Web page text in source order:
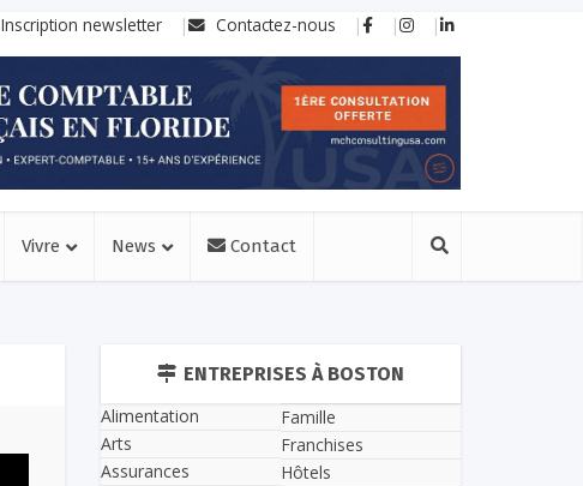
Inscription newsletter Contactez-nous
Vivre News Contact
ENTREPRISES À BOSTON
Alimentation
Arts
Assurances
Famille
Franchises
Hôtels